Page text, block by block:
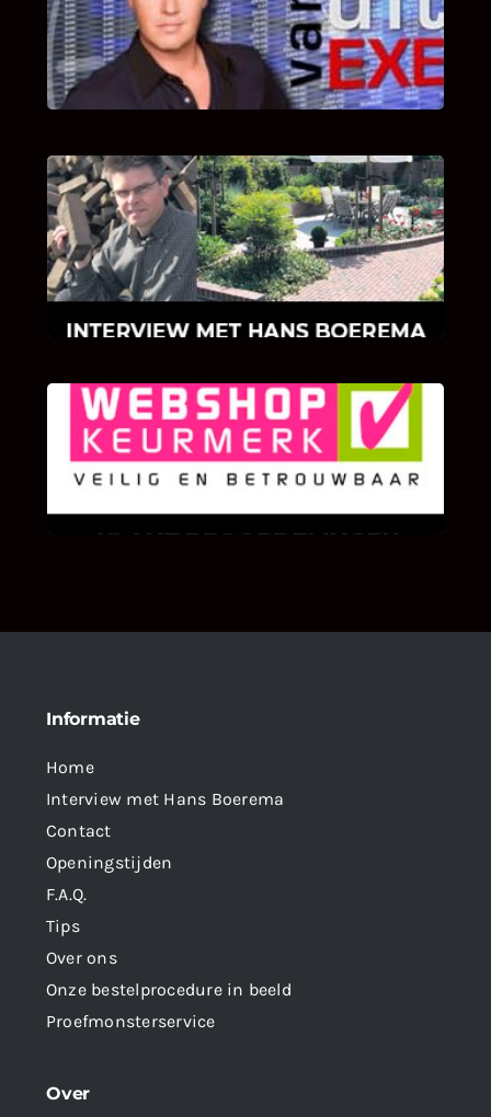
Bekijk hier de fragmenten van de deelname
van Bricks and Stones aan dit programma.
INTERVIEW MET HANS BOEREMA
Hoe Bricks and Stones ontstaan is en wat
Hans Boerema motiveert in de wereld van
klinkers en tegels!
KLANT BEOORDELINGEN
We zijn er zeer op gesteld om te weten wat u
als klant van ons en onze diensten vindt.
Informatie
Home
Interview met Hans Boerema
Contact
Openingstijden
F.A.Q.
Tips
Over ons
Onze bestelprocedure in beeld
Proefmonsterservice
Over